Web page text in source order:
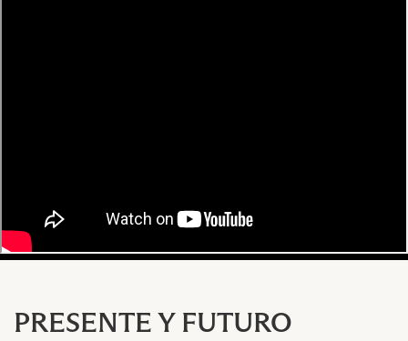
PRESENTE Y FUTURO